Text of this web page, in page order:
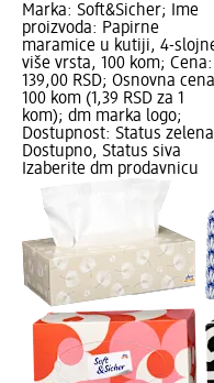
Marka: Soft&Sicher; Ime
proizvoda: Papirne
maramice u kutiji, 4-
više vrsta, 100 kom; Cena:
139,00 RSD; Osnovna
100 kom (1,39 RSD za 1
kom); dm marka logo;
Dostupnost: Status zelena
Dostupno, Status siva
Izaberite dm prodavnicu